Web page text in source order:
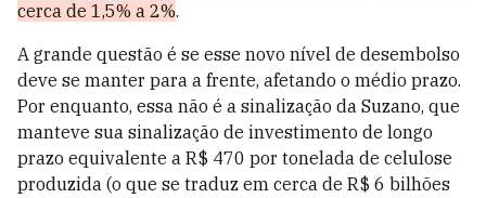
cerca de 1,5% a 2%.
A grande questão é se esse novo nível de desembolso
deve se manter para a frente, afetando o médio prazo.
Por enquanto, essa não é a sinalização da Suzano, que
manteve sua sinalização de investimento de longo
prazo equivalente a R$ 470 por tonelada de celulose
produzida (o que se traduz em cerca de R$ 6 bilhões